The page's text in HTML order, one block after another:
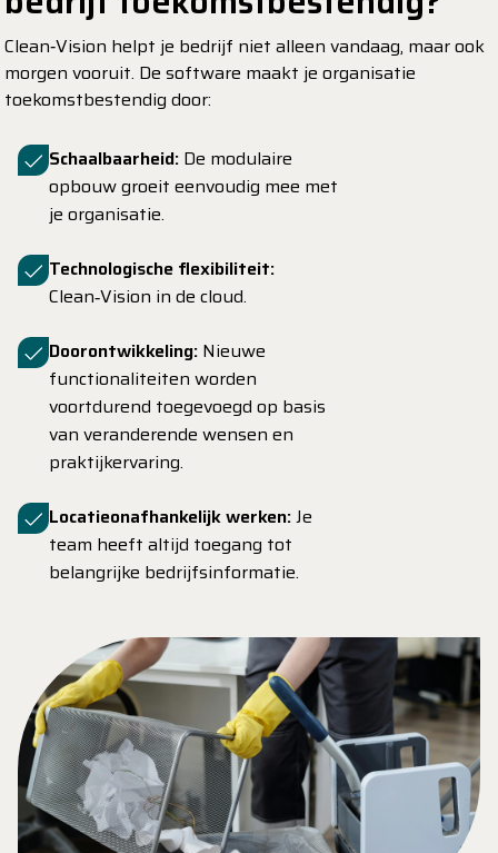
Clean‑Vision helpt je bedrijf niet alleen vandaag, maar ook
morgen vooruit. De software maakt je organisatie
toekomstbestendig door:
Schaalbaarheid: De modulaire
opbouw groeit eenvoudig mee met
je organisatie.
Technologische flexibiliteit:
Clean‑Vision in de cloud.
Doorontwikkeling: Nieuwe
functionaliteiten worden
voortdurend toegevoegd op basis
van veranderende wensen en
praktijkervaring.
Locatieonafhankelijk werken:Je
team heeft altijd toegang tot
belangrijke bedrijfsinformatie.